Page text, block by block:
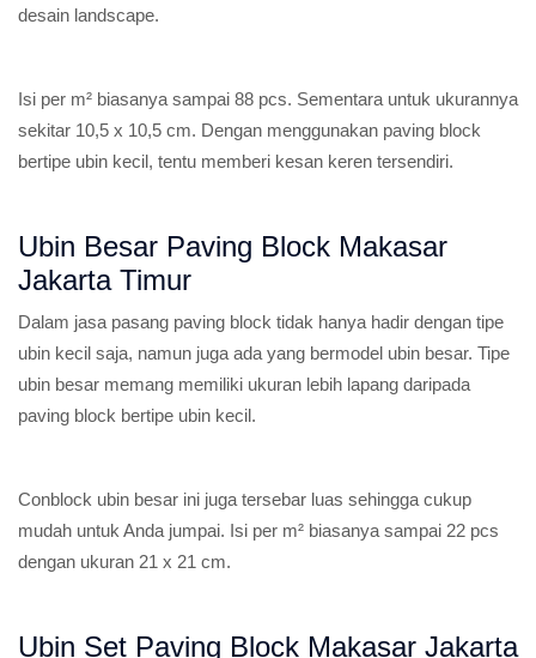
desain landscape.
Isi per m² biasanya sampai 88 pcs. Sementara untuk ukurannya
sekitar 10,5 x 10,5 cm. Dengan menggunakan paving block
bertipe ubin kecil, tentu memberi kesan keren tersendiri.
Ubin Besar Paving Block Makasar
Jakarta Timur
Dalam jasa pasang paving block tidak hanya hadir dengan tipe
ubin kecil saja, namun juga ada yang bermodel ubin besar. Tipe
ubin besar memang memiliki ukuran lebih lapang daripada
paving block bertipe ubin kecil.
Conblock ubin besar ini juga tersebar luas sehingga cukup
mudah untuk Anda jumpai. Isi per m² biasanya sampai 22 pcs
dengan ukuran 21 x 21 cm.
Ubin Set Paving Block Makasar Jakarta